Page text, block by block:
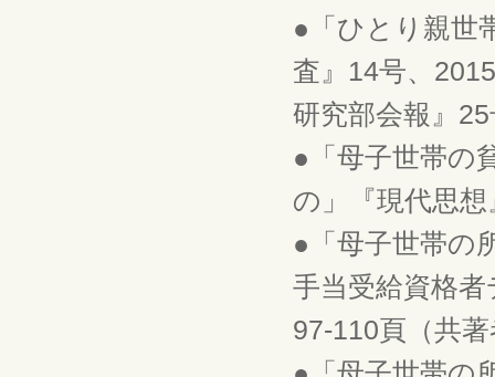
●「ひとり親世
査』14号、
研究部会報』
●「母子世帯の
の」『現代思
●「母子世帯の
手当受給資格
97-110頁（共